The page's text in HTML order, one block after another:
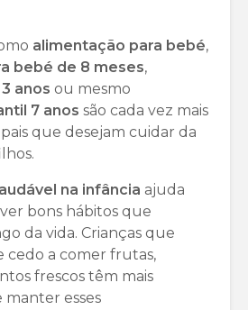
alimentação para bebé,
bebé de 8 meses,
anos ou mesmo
7 anos são cada vez mais
que desejam cuidar da
na infância ajuda
bons hábitos que
da vida. Crianças que
cedo a comer frutas,
frescos têm mais
esses